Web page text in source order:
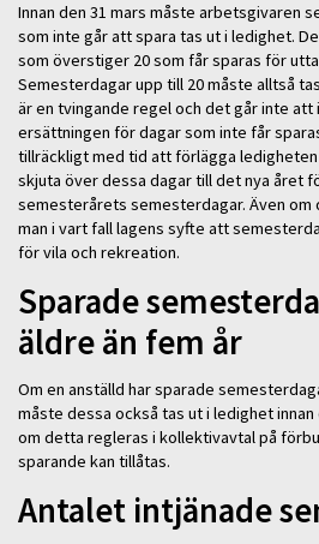
Innan den 31 mars måste arbetsgivaren
som inte går att spara tas ut i ledighet.
som överstiger 20 som får sparas för
Semesterdagar upp till 20 måste alltså
är en tvingande regel och det går inte
ersättningen för dagar som inte får
tillräckligt med tid att förlägga ledigheten
skjuta över dessa dagar till det nya året
semesterårets semesterdagar. Även
man i vart fall lagens syfte att
för vila och rekreation.
Sparade
äldre än fem år
Om en anställd har sparade
måste dessa också tas ut i ledighet
om detta regleras i kollektivavtal på
sparande kan tillåtas.
Antalet intjänade